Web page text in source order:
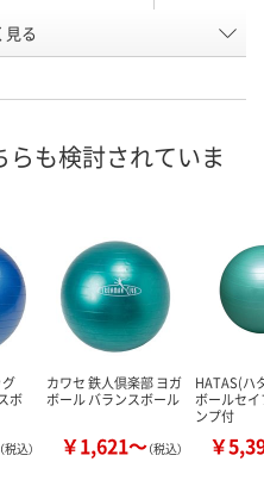
UK78148 EK49710
8月8日（土）
カゴへ
見る
らも検討されていま
ボ
（税込）
カワセ 鉄人倶楽部 ヨガ
ボール バランスボール
￥1,621～（税込）
HATAS(ハ
ボールセ
ンプ付
￥